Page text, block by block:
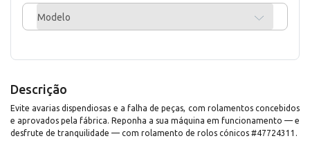
Modelo
Descrição
Evite avarias dispendiosas e a falha de peças, com rolamentos concebidos
e aprovados pela fábrica. Reponha a sua máquina em funcionamento — e
desfrute de tranquilidade — com rolamento de rolos cónicos #47724311.